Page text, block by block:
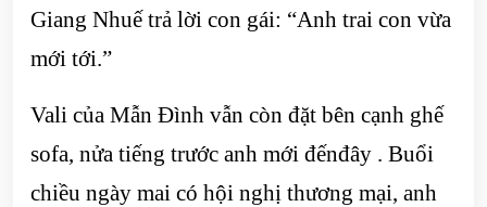
Giang Nhuế trả lời con gái: “Anh trai con vừa
mới tới.”
Vali của Mẫn Đình vẫn còn đặt bên cạnh ghế
sofa, nửa tiếng trước anh mới đếnđây . Buổi
chiều ngày mai có hội nghị thương mại, anh